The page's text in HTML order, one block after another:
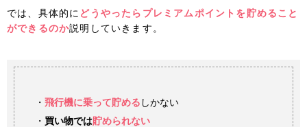
では、具体的に どうやったらプレミアムポイントを貯めること
ができるのか説明していきます。
・ 飛行機に乗って貯める しかない
・ 買い物では貯められない